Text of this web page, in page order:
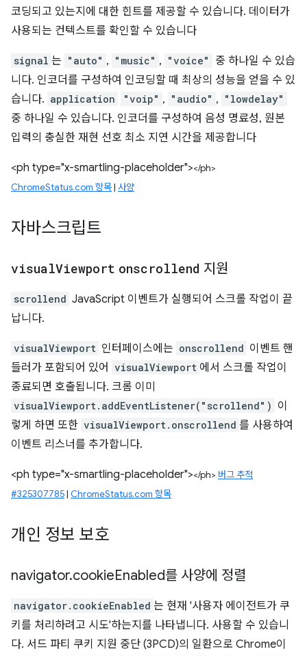
코딩되고 있는지에 대한 힌트를 제공할 수 있습니다. 데이터가
사용되는 컨텍스트를 확인할 수 있습니다
signal 는 "auto" , "music" , "voice"
중 하나일 수 있습
니다. 인코더를 구성하여 인코딩할 때 최상의 성능을 얻을 수 있
습니다. application "voip" , "audio" , "lowdelay"
중 하나일 수 있습니다. 인코더를 구성하여 음성 명료성, 원본
입력의 충실한 재현 선호 최소 지연 시간을 제공합니다
<ph type="x-smartling-placeholder"></ph>
ChromeStatus.com 항목| 사양
자바스크립트
visualViewport onscrollend 지원
scrollend JavaScript 이벤트가 실행되어 스크롤 작업이 끝
납니다.
visualViewport 인터페이스에는 onscrollend 이벤트 핸
들러가 포함되어 있어 visualViewport 에서 스크롤 작업이
종료되면 호출됩니다. 크롬 이미
visualViewport.addEventListener("scrollend") 이
렇게 하면 또한 visualViewport.onscrollend 를 사용하여
이벤트 리스너를 추가합니다.
<ph type="x-smartling-placeholder"></ph> 버그 추적
#325307785| ChromeStatus.com 항목
개인 정보 보호
navigator.cookieEnabled를 사양에 정렬
navigator.cookieEnabled 는 현재 '사용자 에이전트가 쿠
키를 처리하려고 시도'하는지를 나타냅니다. 사용할 수 있습니
다. 서드 파티 쿠키 지원 중단 (3PCD)의 일환으로 Chrome이